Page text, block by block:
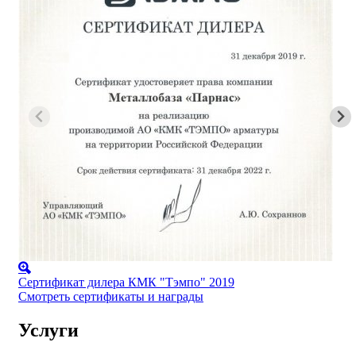
Сертификат дилера КМК "Тэмпо" 2019
Смотреть сертификаты и награды
Услуги